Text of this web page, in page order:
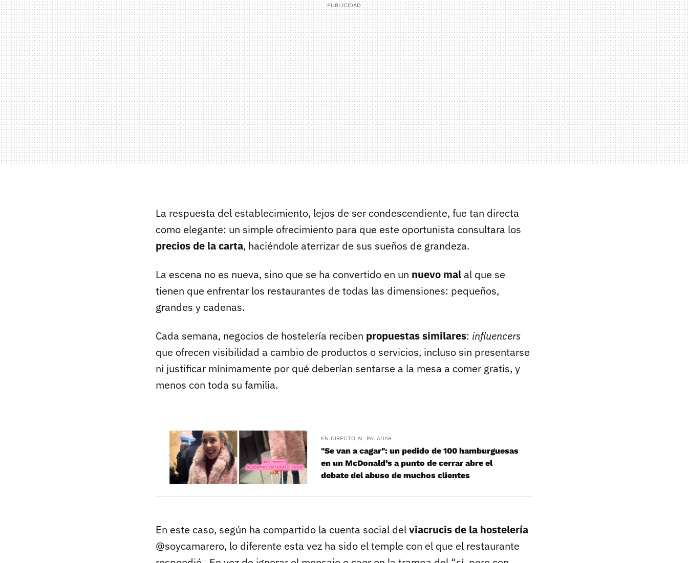
La respuesta del establecimiento, lejos de ser condescendiente, fue tan directa
como elegante: un simple ofrecimiento para que este oportunista consultara los
precios de la carta, haciéndole aterrizar de sus sueños de grandeza.
La escena no es nueva, sino que se ha convertido en un nuevo mal al que se
tienen que enfrentar los restaurantes de todas las dimensiones: pequeños,
grandes y cadenas.
Cada semana, negocios de hostelería reciben propuestas similares: influencers
que ofrecen visibilidad a cambio de productos o servicios, incluso sin presentarse
ni justificar mínimamente por qué deberían sentarse a la mesa a comer gratis, y
menos con toda su familia.
EN DIRECTO AL PALADAR
"Se van a cagar": un pedido de 100 hamburguesas
en un McDonald’s a punto de cerrar abre el
debate del abuso de muchos clientes
En este caso, según ha compartido la cuenta social delviacrucis de la hostelería
@soycamarero, lo diferente esta vez ha sido el temple con el que el restaurante